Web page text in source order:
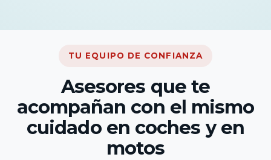
TU EQUIPO DE CONFIANZA
Asesores que te
acompañan con el mismo
cuidado en coches y en
motos